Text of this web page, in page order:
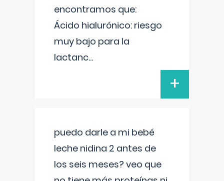
encontramos que:
Ácido hialurónico: riesgo
muy bajo para la
lactanc...
+
puedo darle a mi bebé
leche nidina 2 antes de
los seis meses? veo que